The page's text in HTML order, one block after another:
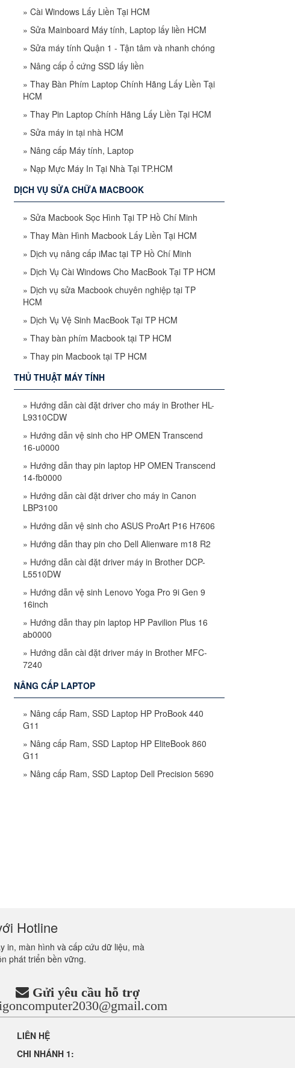
» Cài Windows Lấy Liền Tại HCM
» Sửa Mainboard Máy tính, Laptop lấy liền HCM
» Sửa máy tính Quận 1 - Tận tâm và nhanh chóng
» Nâng cấp ổ cứng SSD lấy liền
» Thay Bàn Phím Laptop Chính Hãng Lấy Liền Tại
HCM
» Thay Pin Laptop Chính Hãng Lấy Liền Tại HCM
» Sửa máy in tại nhà HCM
» Nâng cấp Máy tính, Laptop
» Nạp Mực Máy In Tại Nhà Tại TP.HCM
DỊCH VỤ SỬA CHỮA MACBOOK
» Sửa Macbook Sọc Hình Tại TP Hồ Chí Minh
» Thay Màn Hình Macbook Lấy Liền Tại HCM
» Dịch vụ nâng cấp iMac tại TP Hồ Chí Minh
» Dịch Vụ Cài Windows Cho MacBook Tại TP HCM
» Dịch vụ sửa Macbook chuyên nghiệp tại TP
HCM
» Dịch Vụ Vệ Sinh MacBook Tại TP HCM
» Thay bàn phím Macbook tại TP HCM
» Thay pin Macbook tại TP HCM
THỦ THUẬT MÁY TÍNH
» Hướng dẫn cài đặt driver cho máy in Brother HL-
L9310CDW
» Hướng dẫn vệ sinh cho HP OMEN Transcend
16-u0000
» Hướng dẫn thay pin laptop HP OMEN Transcend
14-fb0000
» Hướng dẫn cài đặt driver cho máy in Canon
LBP3100
» Hướng dẫn vệ sinh cho ASUS ProArt P16 H7606
» Hướng dẫn thay pin cho Dell Alienware m18 R2
» Hướng dẫn cài đặt driver máy in Brother DCP-
L5510DW
» Hướng dẫn vệ sinh Lenovo Yoga Pro 9i Gen 9
16inch
» Hướng dẫn thay pin laptop HP Pavilion Plus 16
ab0000
» Hướng dẫn cài đặt driver máy in Brother MFC-
7240
NÂNG CẤP LAPTOP
» Nâng cấp Ram, SSD Laptop HP ProBook 440
G11
» Nâng cấp Ram, SSD Laptop HP EliteBook 860
G11
» Nâng cấp Ram, SSD Laptop Dell Precision 5690
Hotline
in, màn hình và cấp cứu dữ liệu, mà
phát triển bền vững.
Gửi yêu cầu hỗ trợ
LIÊN HỆ
CHI NHÁNH 1: